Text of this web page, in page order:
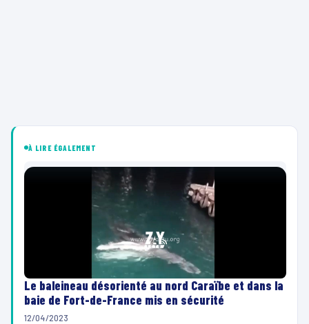
À LIRE ÉGALEMENT
Le baleineau désorienté au nord Caraïbe et dans la
baie de Fort-de-France mis en sécurité
12/04/2023